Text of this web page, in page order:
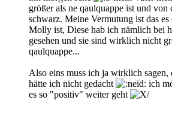
größer als ne qaulquappe ist und von
schwarz. Meine Vermutung ist das
Molly ist, Diese hab ich nämlich bei
gesehen und sie sind wirklich nicht
qaulquappe...
Also eins muss ich ja wirklich sagen,
hätte ich nicht gedacht
ich
es so "positiv" weiter geht